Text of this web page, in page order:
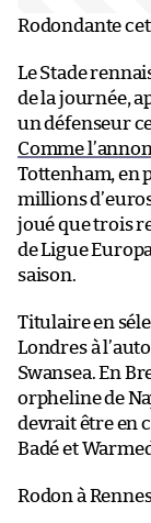
Rodondante
Le Stade
de la journée,
un défenseur
Comme
Tottenham, en
millions
joué que trois
de Ligue
saison.
Titulaire en
Londres à
Swansea. En
orpheline de
devrait être en
Badé et
Rodon à